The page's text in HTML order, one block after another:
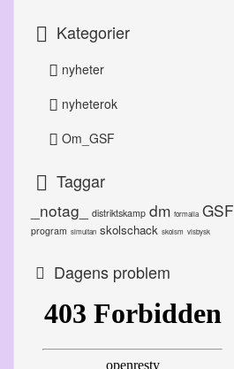
Kategorier
nyheter
nyheterok
Om_GSF
Taggar
_notag_ distriktskamp dm formalia GSF
program simultan skolschack skolsm visbysk
Dagens problem